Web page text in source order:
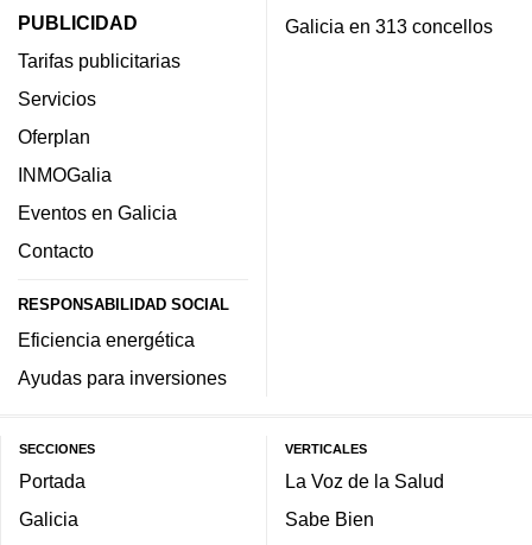
PUBLICIDAD
Tarifas publicitarias
Servicios
Oferplan
INMOGalia
Eventos en Galicia
Contacto
RESPONSABILIDAD SOCIAL
Eficiencia energética
Ayudas para inversiones
Galicia en 313 concellos
SECCIONES
Portada
Galicia
VERTICALES
La Voz de la Salud
Sabe Bien